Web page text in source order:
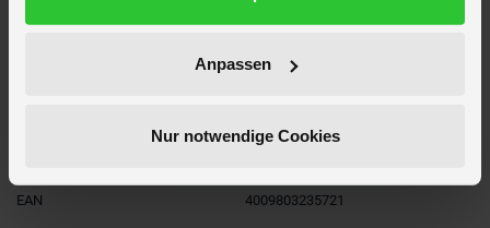
Anpassen
Nur notwendige Cookies
Batterien
4 x LR6 Mignon AA (nicht enthalten)
Elektronikartikel
Revell
EAN
4009803235721